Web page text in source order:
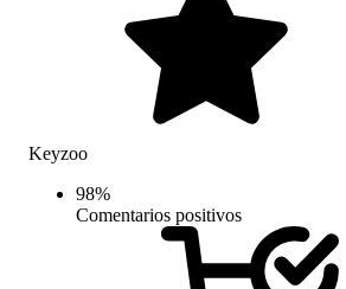
Keyzoo
98%
Comentarios positivos